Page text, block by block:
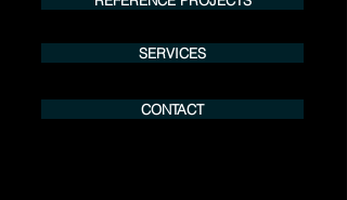
SERVICES
CONTACT